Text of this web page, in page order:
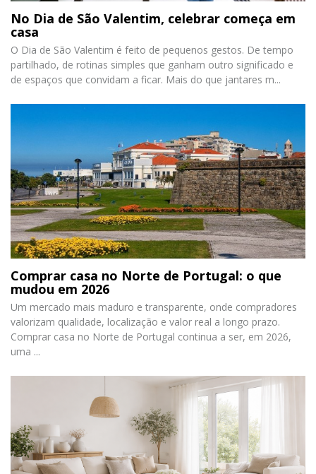
No Dia de São Valentim, celebrar começa em
casa
O Dia de São Valentim é feito de pequenos gestos. De tempo
partilhado, de rotinas simples que ganham outro significado e
de espaços que convidam a ficar. Mais do que jantares m...
Comprar casa no Norte de Portugal: o que
mudou em 2026
Um mercado mais maduro e transparente, onde compradores
valorizam qualidade, localização e valor real a longo prazo.
Comprar casa no Norte de Portugal continua a ser, em 2026,
uma ...